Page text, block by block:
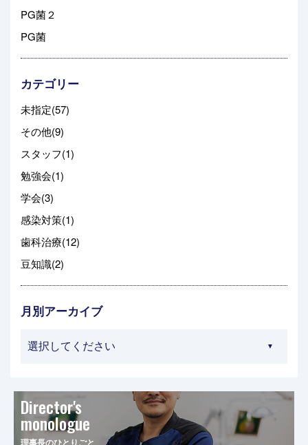
PG菌２
PG菌
カテゴリー
未指定(57)
その他(9)
スタッフ(1)
勉強会(1)
学会(3)
感染対策(1)
歯科治療(12)
豆知識(2)
月別アーカイブ
Director's
monologue
理事長のひとりごと